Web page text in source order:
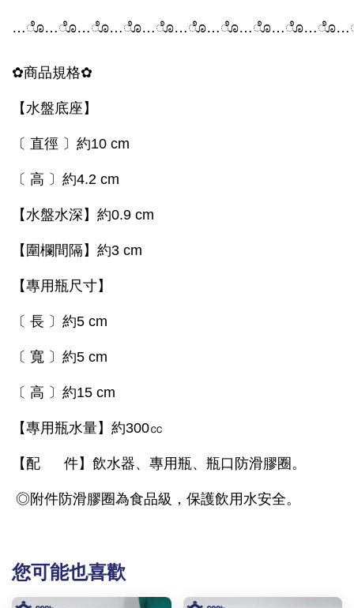
…ೊ…ೊ…ೊ…ೊ…ೊ…ೊ…ೊ…ೊ…ೊ…ೊ…
✿商品規格✿
【水盤底座】
〔 直徑 〕約10 cm
〔 高 〕約4.2 cm
【水盤水深】約0.9 cm
【圍欄間隔】約3 cm
【專用瓶尺寸】
〔 長 〕約5 cm
〔 寬 〕約5 cm
〔 高 〕約15 cm
【專用瓶水量】約300㏄
【配 件】飲水器、專用瓶、瓶口防滑膠圈。
◎附件防滑膠圈為食品級，保護飲用水安全。
您可能也喜歡